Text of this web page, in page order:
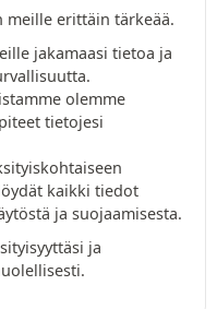
erittäin tärkeää.
jakamaasi tietoa ja
olemme
tietojesi
kaikki tiedot
ja suojaamisesta.
ja